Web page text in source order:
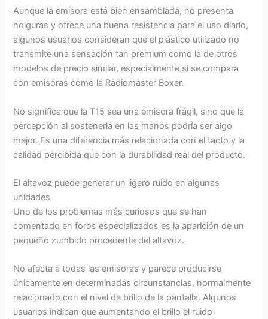
Aunque la emisora está bien ensamblada, no presenta
holguras y ofrece una buena resistencia para el uso diario,
algunos usuarios consideran que el plástico utilizado no
transmite una sensación tan premium como la de otros
modelos de precio similar, especialmente si se compara
con emisoras como la Radiomaster Boxer.
No significa que la T15 sea una emisora frágil, sino que la
percepción al sostenerla en las manos podría ser algo
mejor. Es una diferencia más relacionada con el tacto y la
calidad percibida que con la durabilidad real del producto.
El altavoz puede generar un ligero ruido en algunas
unidades
Uno de los problemas más curiosos que se han
comentado en foros especializados es la aparición de un
pequeño zumbido procedente del altavoz.
No afecta a todas las emisoras y parece producirse
únicamente en determinadas circunstancias, normalmente
relacionado con el nivel de brillo de la pantalla. Algunos
usuarios indican que aumentando el brillo el ruido